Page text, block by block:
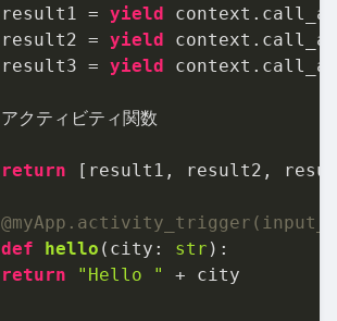
result1 = yield
result2 = yield
result3 = yield
アクティビティ関数
return [result1, result2,
@myApp.activity_trigger(
def
hello ( city: str
return
"Hello " + city